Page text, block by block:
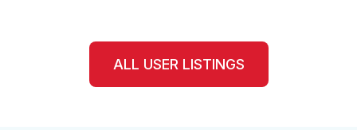
ALL USER LISTINGS